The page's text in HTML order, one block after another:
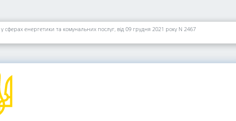
енергетики та комунальних послуг, від 09 грудня 2021 року N 2467